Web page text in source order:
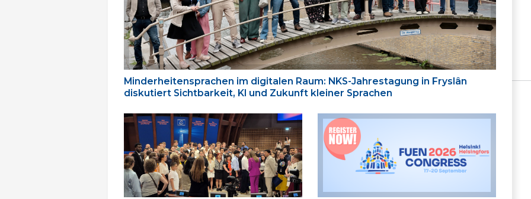
Minderheitensprachen im digitalen Raum: NKS-Jahrestagung in Fryslân
diskutiert Sichtbarkeit, KI und Zukunft kleiner Sprachen